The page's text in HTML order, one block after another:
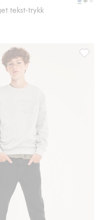
tekst-trykk
Legg til i favoriter